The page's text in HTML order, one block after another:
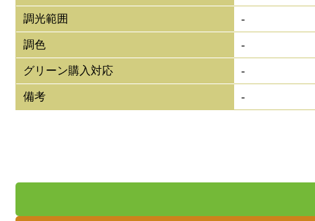
調光範囲 -
調色 -
グリーン購入対応 -
備考 -